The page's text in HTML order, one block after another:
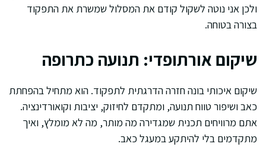
ולכן אני נוטה לשקול קודם את המסלול שמשרת את התפקוד
בצורה בטוחה.
שיקום אורתופדי: תנועה כתרופה
שיקום איכותי בונה חזרה הדרגתית לתפקוד. הוא מתחיל בהפחתת
כאב ושיפור טווח תנועה, ומתקדם לחיזוק, יציבות וקואורדינציה.
אתם מרוויחים תכנית שמגדירה מה מותר, מה לא מומלץ, ואיך
מתקדמים בלי להיתקע במעגל כאב.